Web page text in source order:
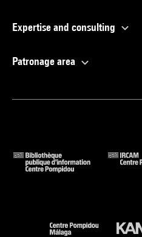
Expertise and consulting
Patronage area